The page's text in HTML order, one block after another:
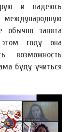
и надеюсь
международную
обычно занята
году она
возможность
буду учиться